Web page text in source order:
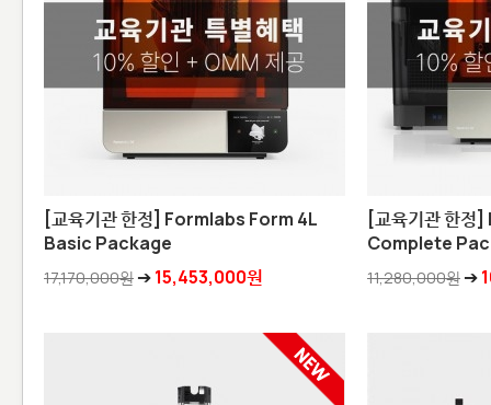
[교육기관 한정] Formlabs Form 4L
Basic Package
17,170,000원 ➔15,453,000원
[교육기관 한
Complete
11,280,000원 ➔